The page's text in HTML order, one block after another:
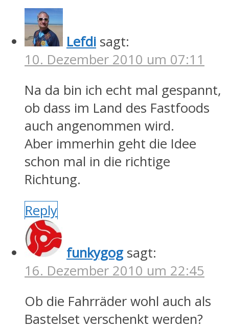
Lefdi sagt:
10. Dezember 2010 um 07:11
Na da bin ich echt mal gespannt,
ob dass im Land des Fastfoods
auch angenommen wird.
Aber immerhin geht die Idee
schon mal in die richtige
Richtung.
Reply
funkygog sagt:
16. Dezember 2010 um 22:45
Ob die Fahrräder wohl auch als
Bastelset verschenkt werden?